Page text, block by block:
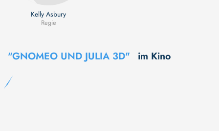
Kelly Asbury
Regie
"GNOMEO UND JULIA 3D" im Kino